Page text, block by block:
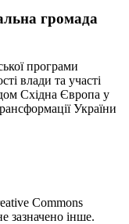
громада
програми
влади та участі
Східна Європа у
України
Commons
зазначено інше.